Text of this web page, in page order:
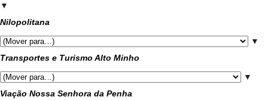
▼
Nilopolitana
▼
Transportes e Turismo Alto Minho
▼
Viação Nossa Senhora da Penha